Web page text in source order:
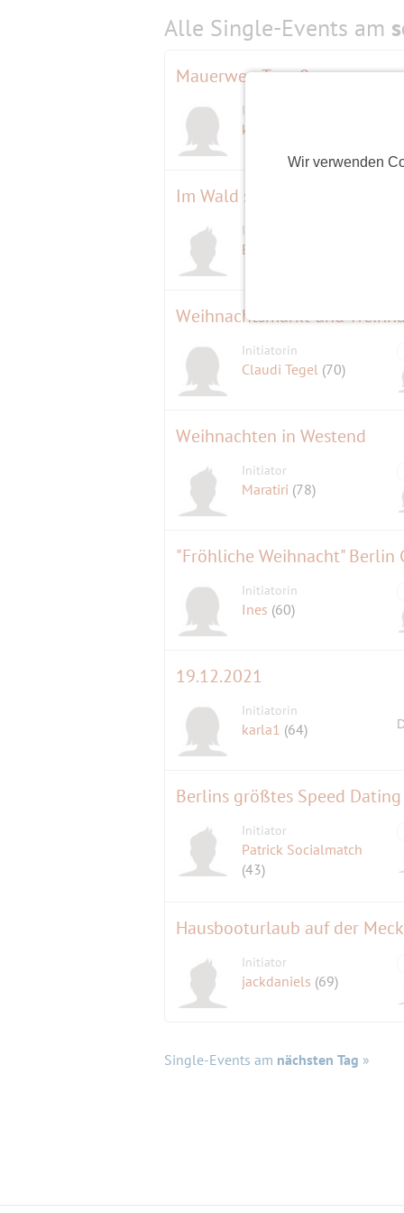
Wir verwenden
Alle Single-Events am
Mauerweg Tour 8
Initiatorin
kooky
Im Wald spazieren
Initiator
Eugen
Weihnachtsmarkt und
Initiatorin
Claudi Tegel (70)
Weihnachten in Westend
Initiator
Maratiri (78)
Initiatorin
Ines (60)
19.12.2021
Initiatorin
karla1 (64)
Berlins größtes Speed
Initiator
Patrick Socialmatch
(43)
Hausbooturlaub auf der
Initiator
jackdaniels (69)
Single-Events am nächsten Tag »